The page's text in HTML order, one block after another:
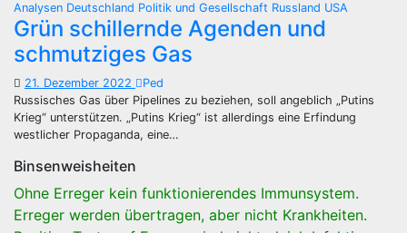
Analysen Deutschland Politik und Gesellschaft Russland USA
Grün schillernde Agenden und
schmutziges Gas
21. Dezember 2022
Ped
Russisches Gas über Pipelines zu beziehen, soll angeblich „Putins
Krieg“ unterstützen. „Putins Krieg“ ist allerdings eine Erfindung
westlicher Propaganda, eine…
Binsenweisheiten
Ohne Erreger kein funktionierendes Immunsystem.
Erreger werden übertragen, aber nicht Krankheiten.